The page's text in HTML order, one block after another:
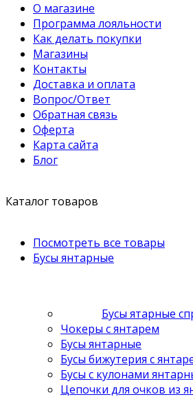
О магазине
Программа лояльности
Как делать покупки
Магазины
Контакты
Доставка и оплата
Вопрос/Ответ
Обратная связь
Оферта
Карта сайта
Блог
Каталог товаров
Посмотреть все товары
Бусы янтарные
Бусы ятарные
Чокеры с янтарем
Бусы янтарные
Бусы бижутерия с
Бусы с кулонами
Цепочки для очков из